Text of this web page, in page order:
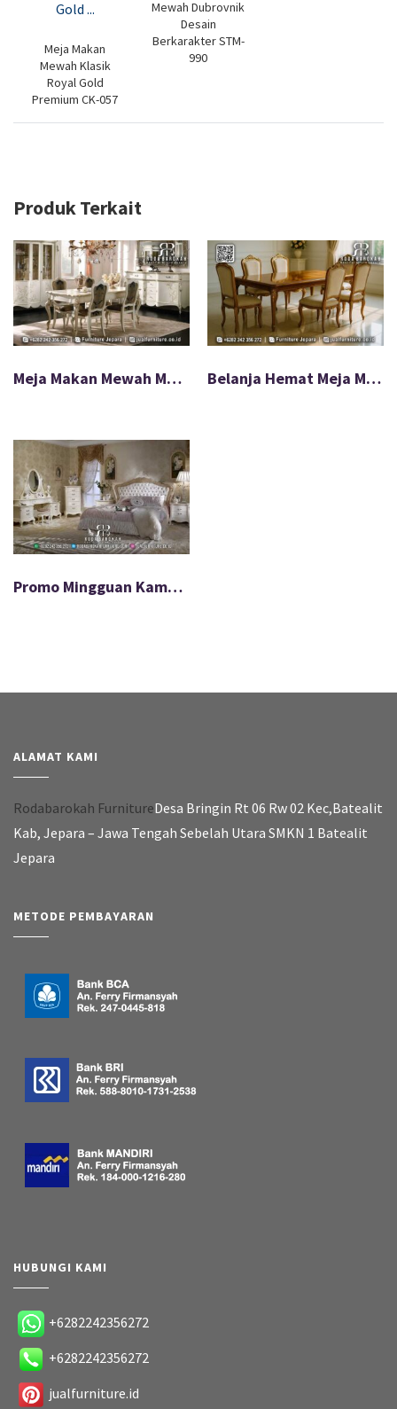
Meja Makan
Mewah Klasik
Royal Gold
Premium CK-057
Mewah Dubrovnik
Desain
Berkarakter STM-
990
Produk Terkait
Meja Makan Mewah Mewah Palazzo Konstruksi Solid FS1097 Belanja Hemat Meja Makan Jati Minimalis Estetik Banget FS-584
Promo Mingguan Kamar Tidur Mewah Paling Laku FS-585
ALAMAT KAMI
Rodabarokah FurnitureDesa Bringin Rt 06 Rw 02 Kec,Batealit
Kab, Jepara – Jawa Tengah Sebelah Utara SMKN 1 Batealit
Jepara
METODE PEMBAYARAN
HUBUNGI KAMI
+6282242356272
+6282242356272
jualfurniture.id